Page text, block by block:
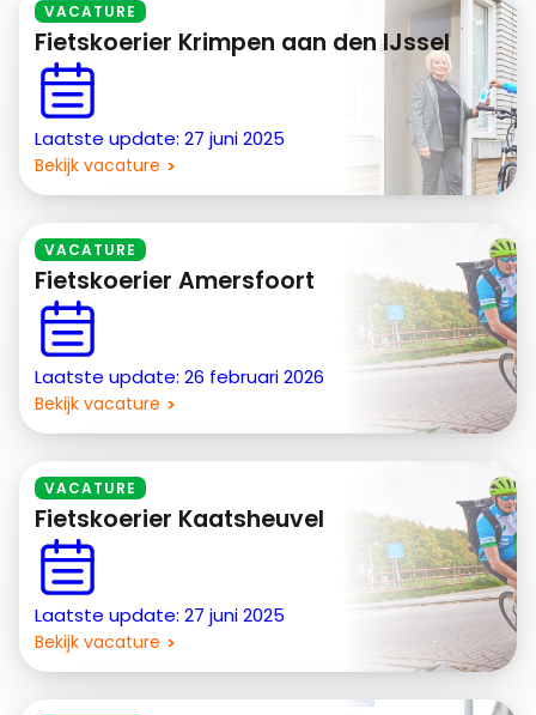
VACATURE
Fietskoerier Krimpen aan den IJssel
Laatste update: 27 juni 2025
Bekijk vacature
VACATURE
Fietskoerier Amersfoort
Laatste update: 26 februari 2026
Bekijk vacature
VACATURE
Fietskoerier Kaatsheuvel
Laatste update: 27 juni 2025
Bekijk vacature